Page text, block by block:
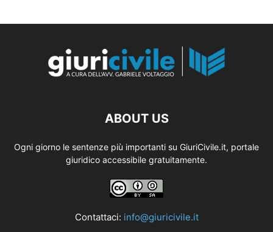
ABOUT US
Ogni giorno le sentenze più importanti su GiuriCivile.it, portale
giuridico accessibile gratuitamente.
Contattaci: info@giuricivile.it